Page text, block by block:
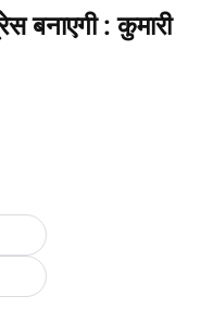
बनाएगी : कुमारी